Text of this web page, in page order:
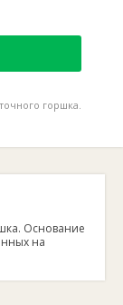
горшка.
Основание
на